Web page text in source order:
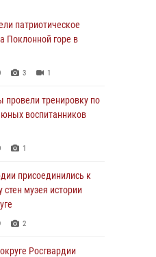
патриотическое
Поклонной горе в
3 1
тренировку по
воспитанников
1
присоединились к
стен музея истории
2
Росгвардии